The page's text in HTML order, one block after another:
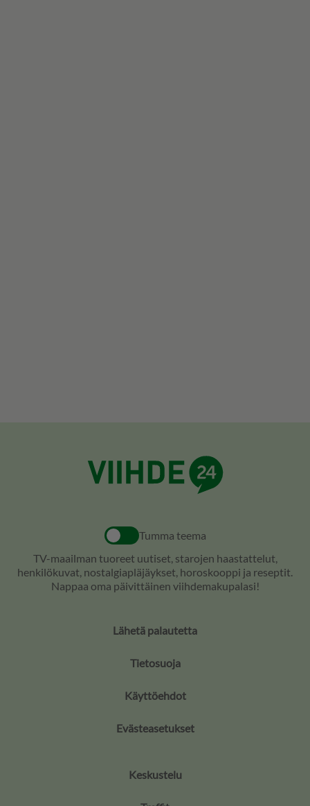
Tumma teema
TV-maailman tuoreet uutiset, starojen haastattelut,
henkilökuvat, nostalgiapläjäykset, horoskooppi ja reseptit.
Nappaa oma päivittäinen viihdemakupalasi!
Lähetä palautetta
Tietosuoja
Käyttöehdot
Evästeasetukset
Keskustelu